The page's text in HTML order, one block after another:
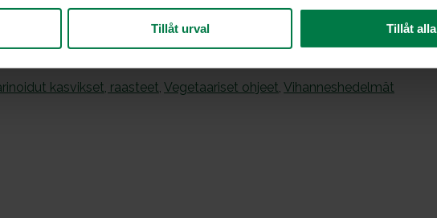
Tillåt urval Tillåt alla
kasvikset, raasteet, Vegetaariset ohjeet, Vihanneshedelmät